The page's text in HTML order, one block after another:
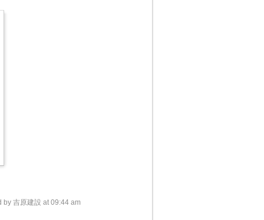
吉原建設 at 09:44 am